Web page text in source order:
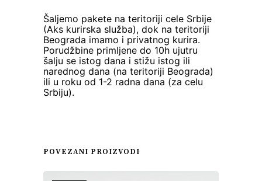
Šaljemo pakete na teritoriji cele Srbije
(Aks kurirska služba), dok na teritoriji
Beograda imamo i privatnog kurira.
Porudžbine primljene do 10h ujutru
šalju se istog dana i stižu istog ili
narednog dana (na teritoriji Beograda)
ili u roku od 1-2 radna dana (za celu
Srbiju).
POVEZANI PROIZVODI